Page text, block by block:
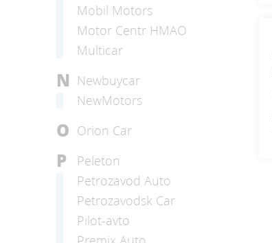
Mobil Motors
Motor Centr HMAO
Multicar
N Newbuycar
NewMotors
O Orion Car
P
Peleton
Petrozavod Auto
Petrozavodsk Car
Pilot-avto